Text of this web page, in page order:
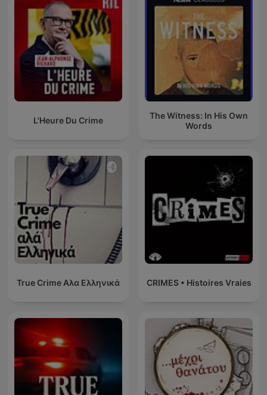
L'Heure Du Crime
The Witness: In His Own
Words
True Crime Αλα Ελληνικά CRIMES • Histoires Vraies